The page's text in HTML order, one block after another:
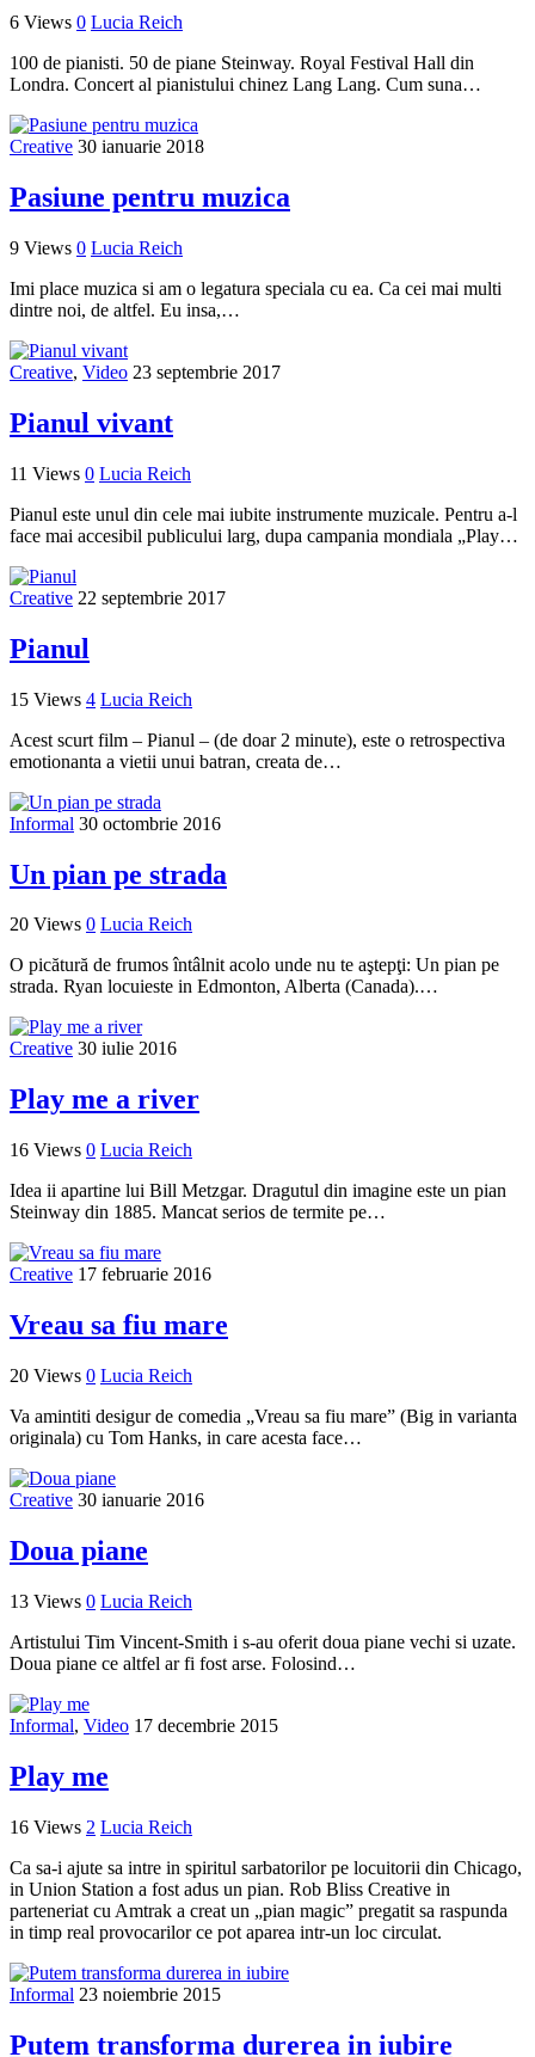
6 Views 0 Lucia Reich
100 de pianisti. 50 de piane Steinway. Royal Festival Hall din
Londra. Concert al pianistului chinez Lang Lang. Cum suna…
Creative 30 ianuarie 2018
Pasiune pentru muzica
9 Views 0 Lucia Reich
Imi place muzica si am o legatura speciala cu ea. Ca cei mai multi
dintre noi, de altfel. Eu insa,…
Creative, Video 23 septembrie 2017
Pianul vivant
11 Views 0 Lucia Reich
Pianul este unul din cele mai iubite instrumente muzicale. Pentru a-l
face mai accesibil publicului larg, dupa campania mondiala „Play…
Creative 22 septembrie 2017
Pianul
15 Views 4 Lucia Reich
Acest scurt film – Pianul – (de doar 2 minute), este o retrospectiva
emotionanta a vietii unui batran, creata de…
Informal 30 octombrie 2016
Un pian pe strada
20 Views 0 Lucia Reich
O picătură de frumos întâlnit acolo unde nu te aştepţi: Un pian pe
strada. Ryan locuieste in Edmonton, Alberta (Canada).…
Creative 30 iulie 2016
Play me a river
16 Views 0 Lucia Reich
Idea ii apartine lui Bill Metzgar. Dragutul din imagine este un pian
Steinway din 1885. Mancat serios de termite pe…
Creative 17 februarie 2016
Vreau sa fiu mare
20 Views 0 Lucia Reich
Va amintiti desigur de comedia „Vreau sa fiu mare” (Big in varianta
originala) cu Tom Hanks, in care acesta face…
Creative 30 ianuarie 2016
Doua piane
13 Views 0 Lucia Reich
Artistului Tim Vincent-Smith i s-au oferit doua piane vechi si uzate.
Doua piane ce altfel ar fi fost arse. Folosind…
Informal, Video 17 decembrie 2015
Play me
16 Views 2 Lucia Reich
Ca sa-i ajute sa intre in spiritul sarbatorilor pe locuitorii din Chicago,
in Union Station a fost adus un pian. Rob Bliss Creative in
parteneriat cu Amtrak a creat un „pian magic” pregatit sa raspunda
in timp real provocarilor ce pot aparea intr-un loc circulat.
Informal 23 noiembrie 2015
Putem transforma durerea in iubire